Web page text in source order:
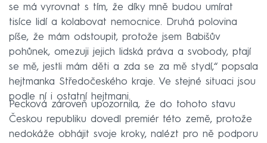
se má vyrovnat s tím, že díky mně budou umírat
tisíce lidí a kolabovat nemocnice. Druhá polovina
píše, že mám odstoupit, protože jsem Babišův
pohůnek, omezuji jejich lidská práva a svobody, ptají
se mě, jestli mám děti a zda se za mě stydí,“ popsala
hejtmanka Středočeského kraje. Ve stejné situaci jsou
podle ní i ostatní hejtmani.
Pecková zároveň upozornila, že do tohoto stavu
Českou republiku dovedl premiér této země, protože
nedokáže obhájit svoje kroky, nalézt pro ně podporu